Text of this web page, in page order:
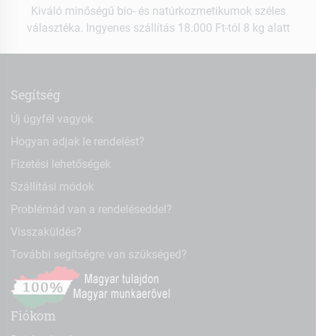
Kiváló minőségű bio- és natúrkozmetikumok széles
választéka. Ingyenes szállítás 18.000 Ft-tól 8 kg alatt
Segítség
Új ügyfél vagyok
Hogyan adjak le rendelést?
Fizetési lehetőségek
Szállítási módok
Problémád van a rendeléseddel?
Visszaküldés?
További segítségre van szükséged?
Fiókom